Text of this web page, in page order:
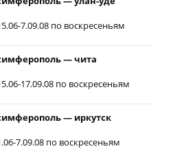
7.09.08 по воскресеньям
— чита
17.09.08 по воскресеньям
— иркутск
7.09.08 по воскресеньям